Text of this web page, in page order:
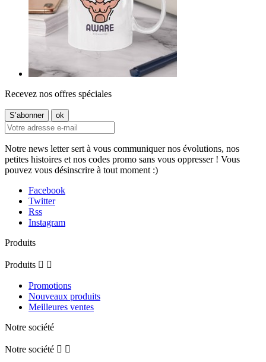
Recevez nos offres spéciales
Notre news letter sert à vous communiquer nos évolutions, nos
petites histoires et nos codes promo sans vous oppresser ! Vous
pouvez vous désinscrire à tout moment :)
Facebook
Twitter
Rss
Instagram
Produits
Produits  
Promotions
Nouveaux produits
Meilleures ventes
Notre société
Notre société  